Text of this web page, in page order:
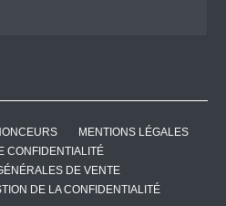
MENTIONS LÉGALES
CONFIDENTIALITÉ
DE VENTE
DE LA CONFIDENTIALITÉ